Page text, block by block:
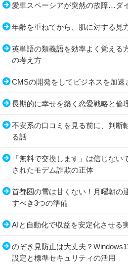
愛車スペーシアが突然の故障…ダ
年齢を重ねてから、肌に対する見
英単語の類義語を効率よく覚える
の考え方
CMSの開発をしてビジネスを加速
長期的に幸せを築く恋愛戦略と倫
不安系の口コミを見る前に、判断
る話
「無料で交換します」は信じな
されたモデム詐欺の正体
首都圏の雪は甘くない！月曜朝の
すべき3つの準備
AIと自動化で収益を安定化させる
のぞき見防止は大丈夫？
設定と標準セキュリティの活用